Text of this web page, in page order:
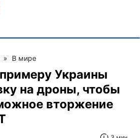
» В мире
Украины
на дроны, чтобы
вторжение